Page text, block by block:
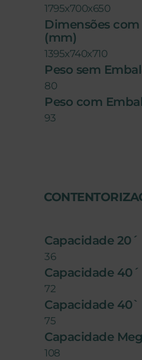
1795x700x650
Dimensões
(mm)
1395x740x710
Peso sem
80
Peso com
93
Capacidade 20´
36
Capacidade 40´
72
Capacidade
75
Capacidade
108